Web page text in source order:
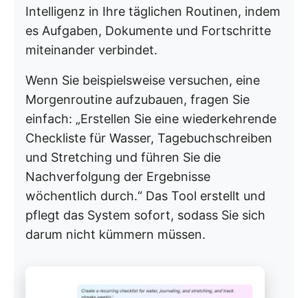
Intelligenz in Ihre täglichen Routinen, indem
es Aufgaben, Dokumente und Fortschritte
miteinander verbindet.
Wenn Sie beispielsweise versuchen, eine
Morgenroutine aufzubauen, fragen Sie
einfach: „Erstellen Sie eine wiederkehrende
Checkliste für Wasser, Tagebuchschreiben
und Stretching und führen Sie die
Nachverfolgung der Ergebnisse
wöchentlich durch.“ Das Tool erstellt und
pflegt das System sofort, sodass Sie sich
darum nicht kümmern müssen.